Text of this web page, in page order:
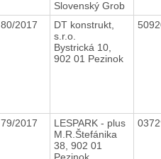
Slovenský Grob
80/2017
DT konstrukt,
s.r.o.
Bystrická 10,
902 01 Pezinok
79/2017
LESPARK - plus
M.R.Štefánika
38, 902 01